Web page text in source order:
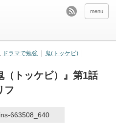
menu
, ドラマで勉強
鬼(トッケビ)
（トッケビ）』第1話
フ